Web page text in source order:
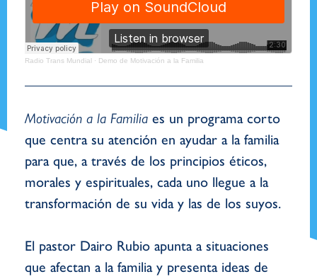
Radio Trans Mundial · Demo de Motivación a la Familia
Motivación a la Familia es un programa corto
que centra su atención en ayudar a la familia
para que, a través de los principios éticos,
morales y espirituales, cada uno llegue a la
transformación de su vida y las de los suyos.
El pastor Dairo Rubio apunta a situaciones
que afectan a la familia y presenta ideas de